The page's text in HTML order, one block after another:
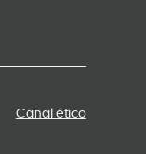
Canal ético